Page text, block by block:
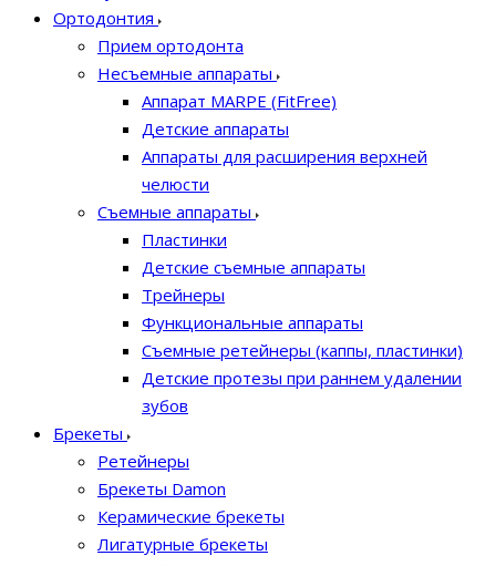
Ортодонтия
Прием ортодонта
Несъемные аппараты
Аппарат MARPE (FitFree)
Детские аппараты
Аппараты для расширения верхней
челюсти
Съемные аппараты
Пластинки
Детские съемные аппараты
Трейнеры
Функциональные аппараты
Съемные ретейнеры (каппы, пластинки)
Детские протезы при раннем удалении
зубов
Брекеты
Ретейнеры
Брекеты Damon
Керамические брекеты
Лигатурные брекеты